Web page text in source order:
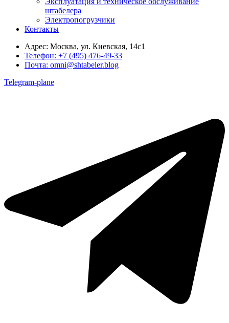
штабелера
Электропогрузчики
Контакты
Адрес: Москва, ул. Киевская, 14с1
Телефон: +7 (495) 476-49-33
Почта: omni@shtabeler.blog
Telegram-plane